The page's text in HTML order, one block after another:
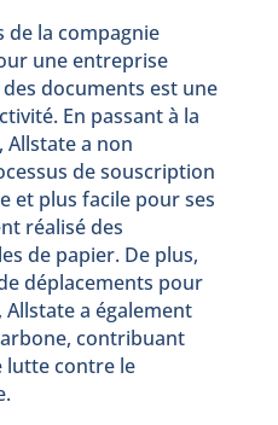
de la compagnie
une entreprise
documents est une
En passant à la
a non
de souscription
et plus facile pour ses
réalisé des
de papier. De plus,
déplacements pour
a également
contribuant
lutte contre le